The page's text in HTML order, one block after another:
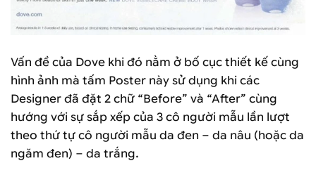
Vấn đề của Dove khi đó nằm ở bố cục thiết kế cùng
hình ảnh mà tấm Poster này sử dụng khi các
Designer đã đặt 2 chữ “Before” và “After” cùng
hướng với sự sắp xếp của 3 cô người mẫu lần lượt
theo thứ tự cô người mẫu da đen – da nâu (hoặc da
ngăm đen) – da trắng.